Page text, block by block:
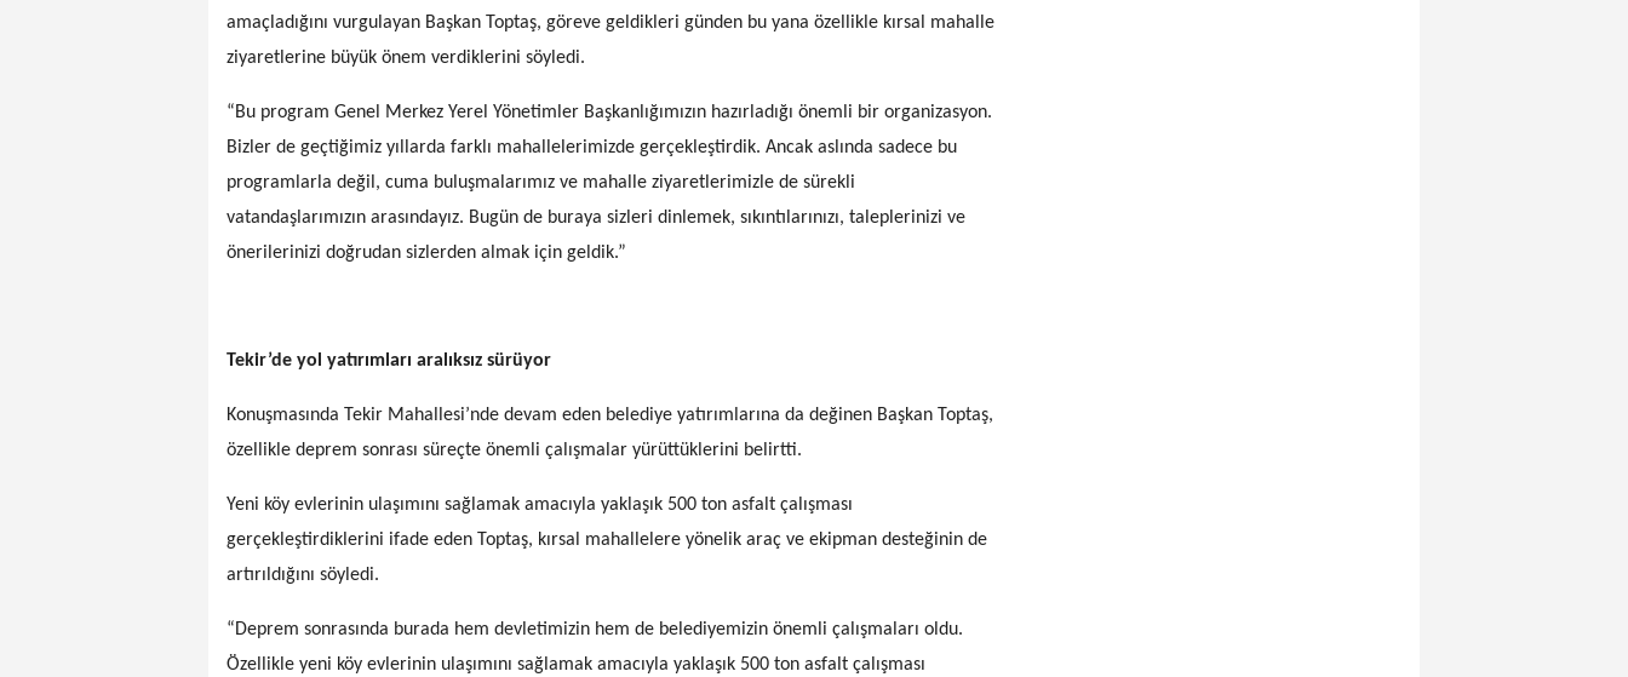
amaçladığını vurgulayan Başkan Toptaş, göreve geldikleri günden bu yana özellikle kırsal mahalle
ziyaretlerine büyük önem verdiklerini söyledi.
“Bu program Genel Merkez Yerel Yönetimler Başkanlığımızın hazırladığı önemli bir organizasyon.
Bizler de geçtiğimiz yıllarda farklı mahallelerimizde gerçekleştirdik. Ancak aslında sadece bu
programlarla değil, cuma buluşmalarımız ve mahalle ziyaretlerimizle de sürekli
vatandaşlarımızın arasındayız. Bugün de buraya sizleri dinlemek, sıkıntılarınızı, taleplerinizi ve
önerilerinizi doğrudan sizlerden almak için geldik.”
Tekir’de yol yatırımları aralıksız sürüyor
Konuşmasında Tekir Mahallesi’nde devam eden belediye yatırımlarına da değinen Başkan Toptaş,
özellikle deprem sonrası süreçte önemli çalışmalar yürüttüklerini belirtti.
Yeni köy evlerinin ulaşımını sağlamak amacıyla yaklaşık 500 ton asfalt çalışması
gerçekleştirdiklerini ifade eden Toptaş, kırsal mahallelere yönelik araç ve ekipman desteğinin de
artırıldığını söyledi.
“Deprem sonrasında burada hem devletimizin hem de belediyemizin önemli çalışmaları oldu.
Özellikle yeni köy evlerinin ulaşımını sağlamak amacıyla yaklaşık 500 ton asfalt çalışması